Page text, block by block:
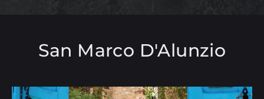
San Marco D'Alunzio